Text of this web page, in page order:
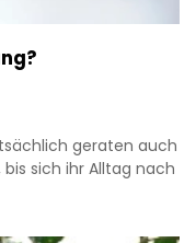
geraten auch
sich ihr Alltag nach